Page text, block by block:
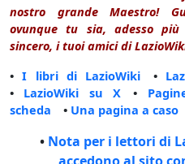
nostro grande Maestro!
ovunque tu sia, adesso
sincero, i tuoi amici di
•I libri di LazioWiki •
• LazioWiki su X •
scheda • Una pagina a caso
• Nota per i lettori di